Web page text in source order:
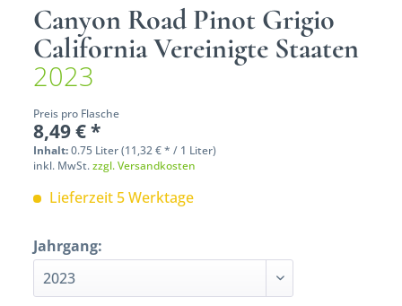
Canyon Road Pinot Grigio
California Vereinigte Staaten
2023
Preis pro Flasche
8,49 € *
Inhalt:0.75 Liter (11,32 € * / 1 Liter)
inkl. MwSt.zzgl. Versandkosten
Lieferzeit 5 Werktage
Jahrgang: